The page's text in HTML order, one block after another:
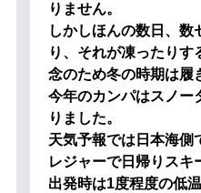
りません。
しかしほんの数日、数
り、それが凍ったりす
念のため冬の時期は履
今年のカンパはスノー
りました。
天気予報では日本海側
レジャーで日帰りスキ
出発時は1度程度の低